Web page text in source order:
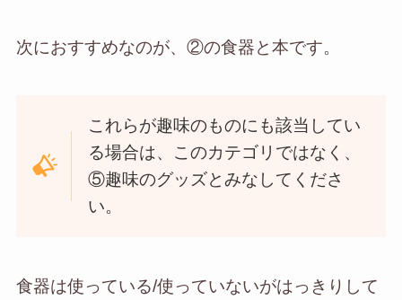
次におすすめなのが、②の食器と本です。
これらが趣味のものにも該当してい
る場合は、このカテゴリではなく、
⑤趣味のグッズとみなしてくださ
い。
食器は使っている/使っていないがはっきりして